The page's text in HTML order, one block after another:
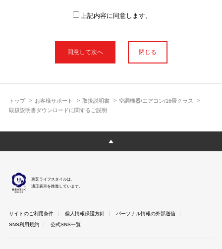
トップ お客様サポート 取扱説明書
空調機器/エアコン/16畳クラス
取扱説明書ダウンロードに関するご説明
使用上のご注意や安全上のご注意、また測定基準や数値等は取扱
説明書が作成された時点での基準に応じた内容となっております
明書以外の印刷物が同梱されている場合がありますが、本サイト
ではそれらを全て公開しておりませんのであらかじめご了承くだ
本サイトのサービスは予告なく中止または内容を変更する場合が
ございますのであらかじめご了承ください。
さま以外からのお問い合わせにはお答えできない場合があります
のであらかじめご了承ください。
上記内容に同意します。
閉じる
東芝ライフスタイルは、
適正表示を推進しています。
サイトのご利用条件 個人情報保護方針
パーソナル情報の外部送信
SNS利用規約
公式SNS一覧